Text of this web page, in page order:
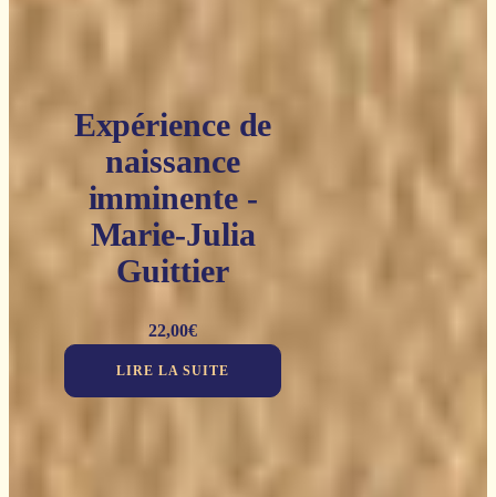
Expérience de
naissance
imminente -
Marie-Julia
Guittier
22,00€
LIRE LA SUITE